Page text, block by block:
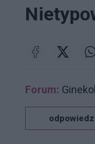
Forum:
odpowiedz